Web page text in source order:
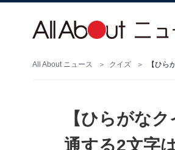
All About ニュース クイズ 【ひら
【ひらがな
通する2文字